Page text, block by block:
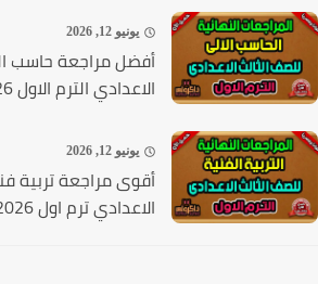
يونيو 12, 2026
أفضل مراجعة حاسب
الاعدادي الترم الاول 2026
يونيو 12, 2026
أقوى مراجعة تربية
الاعدادي ترم اول 2026